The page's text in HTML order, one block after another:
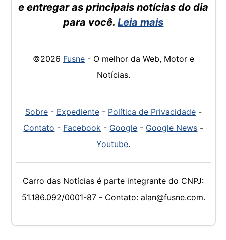
e entregar as principais notícias do dia
para você.Leia mais
©2026 Fusne- O melhor da Web, Motor e
Notícias.
Sobre- Expediente- Política de Privacidade-
Contato - Facebook - Google - Google News -
Youtube.
Carro das Notícias é parte integrante do CNPJ:
51.186.092/0001-87 - Contato: alan@fusne.com.